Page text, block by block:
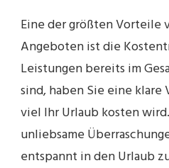
Eine der größten Vorteile
Angeboten ist die
Leistungen bereits im
sind, haben Sie eine
viel Ihr Urlaub kosten
unliebsame
entspannt in den Urlaub